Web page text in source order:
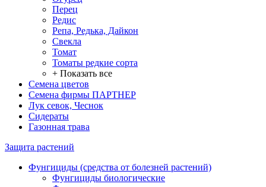
Перец
Редис
Репа, Редька, Дайкон
Свекла
Томат
Томаты редкие сорта
+ Показать все
Семена цветов
Семена фирмы ПАРТНЕР
Лук севок, Чеснок
Сидераты
Газонная трава
Защита растений
Фунгициды (средства от болезней растений)
Фунгициды биологические